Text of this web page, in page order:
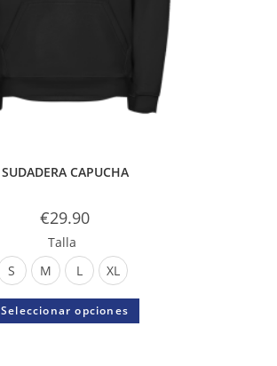
SUDADERA CAPUCHA
€29.90
Talla
S
M L XL
Seleccionar opciones